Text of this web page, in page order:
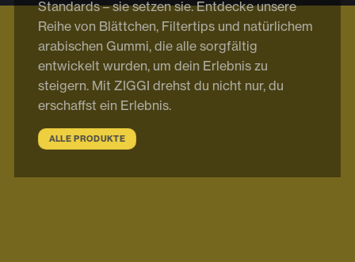
Standards – sie setzen sie. Entdecke unsere
Reihe von Blättchen, Filtertips und natürlichem
arabischen Gummi, die alle sorgfältig
entwickelt wurden, um dein Erlebnis zu
steigern. Mit ZIGGI drehst du nicht nur, du
erschaffst ein Erlebnis.
ALLE PRODUKTE